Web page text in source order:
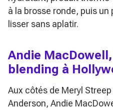
à la brosse ronde, puis
lisser sans aplatir.
Andie
blending à
Aux côtés de Meryl
Anderson, Andie